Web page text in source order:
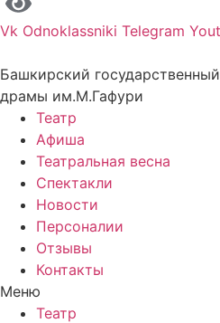
Vk Odnoklassniki Telegram
Башкирский
драмы им.М.Гафури
Театр
Афиша
Театральная весна
Спектакли
Новости
Персоналии
Отзывы
Контакты
Меню
Театр